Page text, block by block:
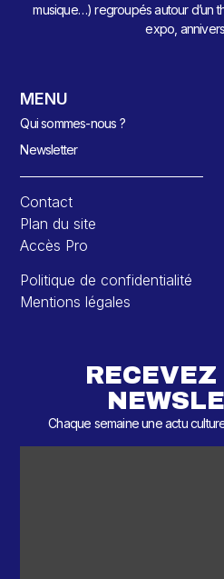
musique…) regroupés autour d’un
expo,
MENU
Qui sommes-nous ?
Newsletter
Contact
Plan du site
Accès Pro
Politique de confidentialité
Mentions légales
Chaque semaine une actu